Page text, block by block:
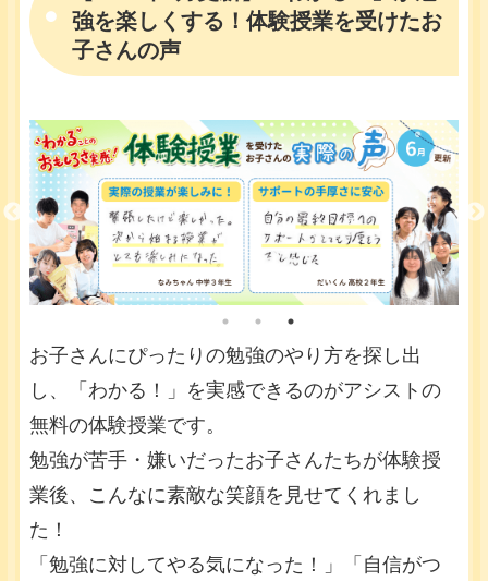
強を楽しくする！体験授業を受けたお
子さんの声
お子さんにぴったりの勉強のやり方を探し出
し、「わかる！」を実感できるのがアシストの
無料の体験授業です。
勉強が苦手・嫌いだったお子さんたちが体験授
業後、こんなに素敵な笑顔を見せてくれまし
た！
「勉強に対してやる気になった！」「自信がつ